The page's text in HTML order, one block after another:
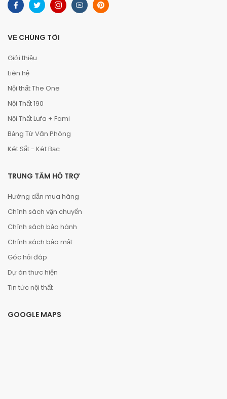
VỀ CHÚNG TÔI
Giới thiệu
Liên hệ
Nội thất The One
Nội Thất 190
Nội Thất Lufa + Fami
Bảng Từ Văn Phòng
Két Sắt - Két Bạc
TRUNG TÂM HỖ TRỢ
Hướng dẫn mua hàng
Chính sách vận chuyển
Chính sách bảo hành
Chính sách bảo mật
Góc hỏi đáp
Dự án thưc hiện
Tin tức nội thất
GOOGLE MAPS